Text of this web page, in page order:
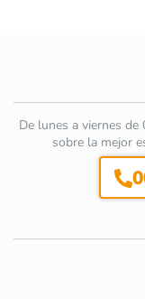
De lunes a viernes
sobre la mejor